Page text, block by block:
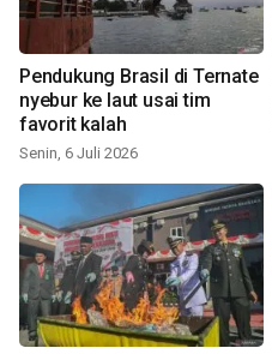
Pendukung Brasil di Ternate
nyebur ke laut usai tim
favorit kalah
Senin, 6 Juli 2026